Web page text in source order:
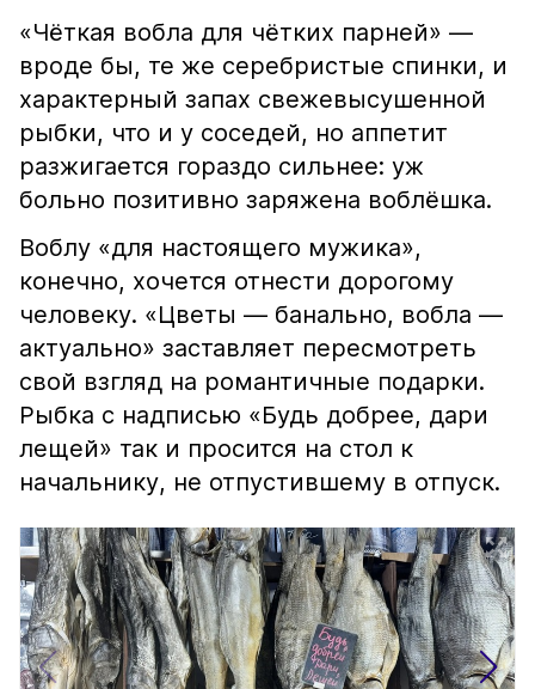
«Чёткая вобла для чётких парней» —
вроде бы, те же серебристые спинки, и
характерный запах свежевысушенной
рыбки, что и у соседей, но аппетит
разжигается гораздо сильнее: уж
больно позитивно заряжена воблёшка.
Воблу «для настоящего мужика»,
конечно, хочется отнести дорогому
человеку. «Цветы — банально, вобла —
актуально» заставляет пересмотреть
свой взгляд на романтичные подарки.
Рыбка с надписью «Будь добрее, дари
лещей» так и просится на стол к
начальнику, не отпустившему в отпуск.